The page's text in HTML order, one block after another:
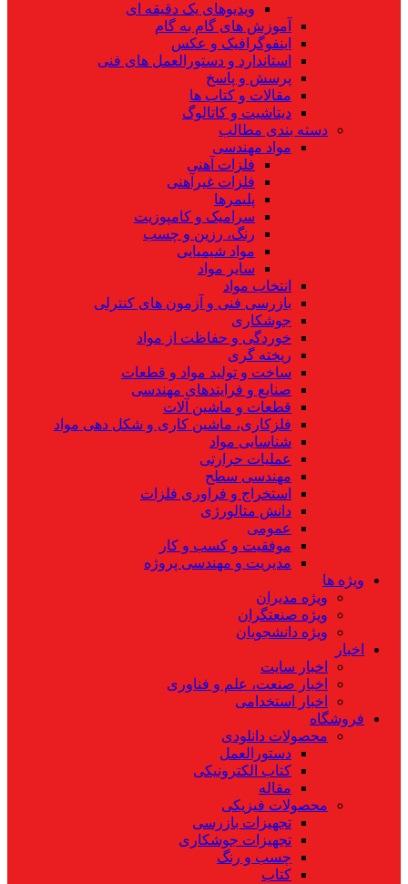
ویدیوهای یک دقیقه ای
آموزش های گام به گام
اینفوگرافیک و عکس
استاندارد و دستورالعمل های فنی
پرسش و پاسخ
مقالات و کتاب ها
دیتاشیت و کاتالوگ
دسته بندی مطالب
مواد مهندسی
فلزات آهنی
فلزات غیرآهنی
پلیمرها
سرامیک و کامپوزیت
رنگ، رزین و چسب
مواد شیمیایی
سایر مواد
انتخاب مواد
بازرسی فنی و آزمون های کنترلی
جوشکاری
خوردگی و حفاظت از مواد
ریخته گری
ساخت و تولید مواد و قطعات
صنایع و فرایندهای مهندسی
قطعات و ماشین آلات
فلزکاری، ماشین کاری و شکل دهی مواد
شناسایی مواد
عملیات حرارتی
مهندسی سطح
استخراج و فراوری فلزات
دانش متالورژی
عمومی
موفقیت و کسب و کار
مدیریت و مهندسی پروژه
ویژه ها
ویژه مدیران
ویژه صنعتگران
ویژه دانشجویان
اخبار
اخبار سایت
اخبار صنعت، علم و فناوری
اخبار استخدامی
فروشگاه
محصولات دانلودی
دستورالعمل
کتاب الکترونیکی
مقاله
محصولات فیزیکی
تجهیزات بازرسی
تجهیزات جوشکاری
چسب و رنگ
کتاب